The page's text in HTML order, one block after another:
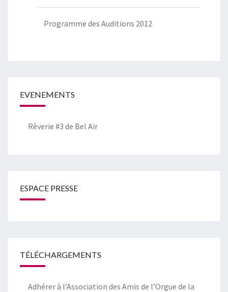
Programme des Auditions 2012
EVENEMENTS
Rêverie #3 de Bel Air
ESPACE PRESSE
TÉLÉCHARGEMENTS
Adhérer à l’Association des Amis de l’Orgue de la